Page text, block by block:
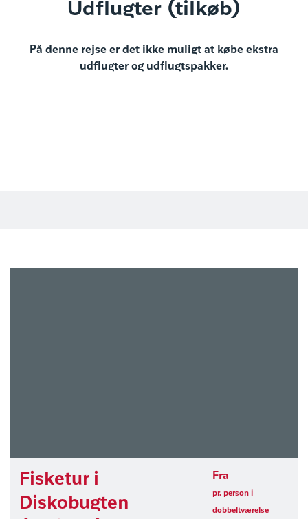
Udflugter (tilkøb)
På denne rejse er det ikke muligt at købe ekstra
udflugter og udflugtspakker.
Fisketur i
Diskobugten
Fra
pr. person i
dobbeltværelse